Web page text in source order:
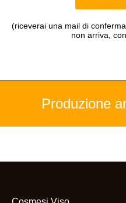
(riceverai una mail di
non arriva,
Produzione